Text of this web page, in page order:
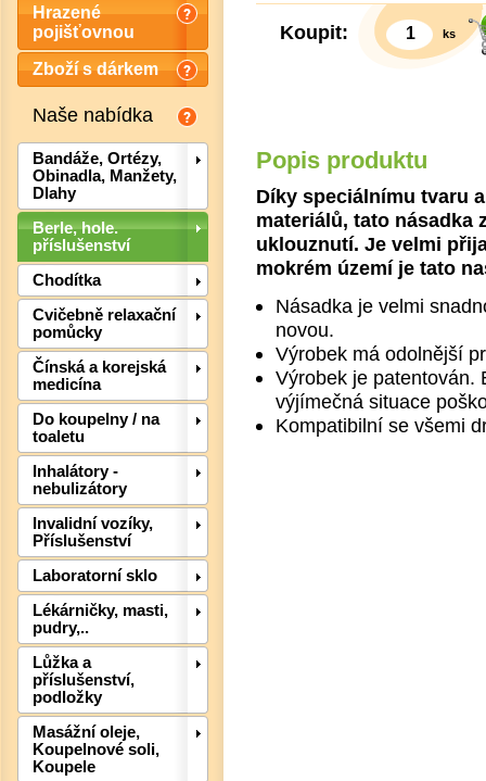
Hrazené
pojišťovnou
Zboží s dárkem
Naše nabídka
Bandáže, Ortézy,
Obinadla, Manžety,
Dlahy
Berle, hole.
příslušenství
Chodítka
Cvičebně relaxační
pomůcky
Čínská a korejská
medicína
Do koupelny / na
toaletu
Inhalátory -
nebulizátory
Invalidní vozíky,
Příslušenství
Laboratorní sklo
Lékárničky, masti,
pudry,..
Lůžka a
příslušenství,
podložky
Masážní oleje,
Koupelnové soli,
Koupele
Koupit: ks
Popis produktu
Díky speciálnímu tvaru
materiálů, tato
uklouznutí. Je velmi
mokrém území je tato
Násadka je velmi
novou.
Výrobek má odolnější
Výrobek je patentován.
výjímečná situace
Kompatibilní se všemi